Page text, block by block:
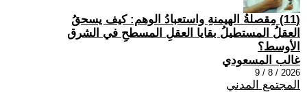
(11) مِقصلةُ الهيمنةِ واستعبادُ الوهم: كيف يسحقُ
العقلُ المستطيلُ بقايا العقلِ المسطحِ في الشرق
الأوسط؟
غالب المسعودي
2026 / 8 / 9
المجتمع المدني